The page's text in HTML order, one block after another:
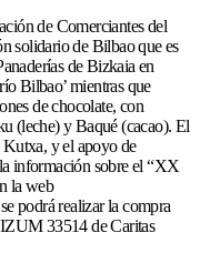
de Comerciantes del
solidario de Bilbao que es
de Bizkaia en
Bilbao’ mientras que
de chocolate, con
(leche) y Baqué (cacao). El
y el apoyo de
información sobre el “XX
la web
podrá realizar la compra
33514 de Caritas